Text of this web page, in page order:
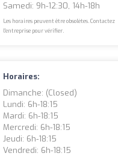
Samedi: 9h-12:30, 14h-18h
Les horaires peuvent être obsolètes. Contactez
l'entreprise pour vérifier.
Horaires:
Dimanche: (closed)
Lundi: 6h-18:15
Mardi: 6h-18:15
Mercredi: 6h-18:15
Jeudi: 6h-18:15
Vendredi: 6h-18:15